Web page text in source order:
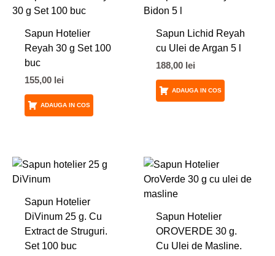
Sapun Hotelier
Reyah 30 g Set 100
buc
155,00 lei
ADAUGA IN COS
Sapun Lichid Reyah
cu Ulei de Argan 5 l
188,00 lei
ADAUGA IN COS
Sapun Hotelier
DiVinum 25 g. Cu
Extract de Struguri.
Set 100 buc
Sapun Hotelier
OROVERDE 30 g.
Cu Ulei de Masline.